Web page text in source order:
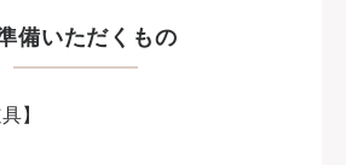
備いただくもの
】